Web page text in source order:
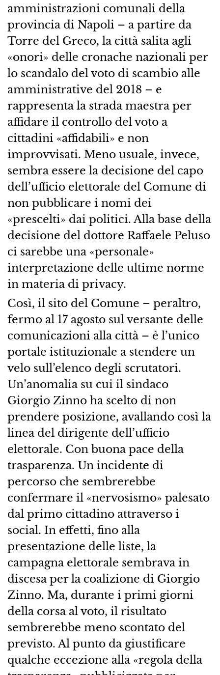
amministrazioni comunali della
provincia di Napoli – a partire da
Torre del Greco, la città salita agli
«onori» delle cronache nazionali per
lo scandalo del voto di scambio alle
amministrative del 2018 – e
rappresenta la strada maestra per
affidare il controllo del voto a
cittadini «affidabili» e non
improvvisati. Meno usuale, invece,
sembra essere la decisione del capo
dell’ufficio elettorale del Comune di
non pubblicare i nomi dei
«prescelti» dai politici. Alla base della
decisione del dottore Raffaele Peluso
ci sarebbe una «personale»
interpretazione delle ultime norme
in materia di privacy.
Così, il sito del Comune – peraltro,
fermo al 17 agosto sul versante delle
comunicazioni alla città – è l’unico
portale istituzionale a stendere un
velo sull’elenco degli scrutatori.
Un’anomalia su cui il sindaco
Giorgio Zinno ha scelto di non
prendere posizione, avallando così la
linea del dirigente dell’ufficio
elettorale. Con buona pace della
trasparenza. Un incidente di
percorso che sembrerebbe
confermare il «nervosismo» palesato
dal primo cittadino attraverso i
social. In effetti, fino alla
presentazione delle liste, la
campagna elettorale sembrava in
discesa per la coalizione di Giorgio
Zinno. Ma, durante i primi giorni
della corsa al voto, il risultato
sembrerebbe meno scontato del
previsto. Al punto da giustificare
qualche eccezione alla «regola della